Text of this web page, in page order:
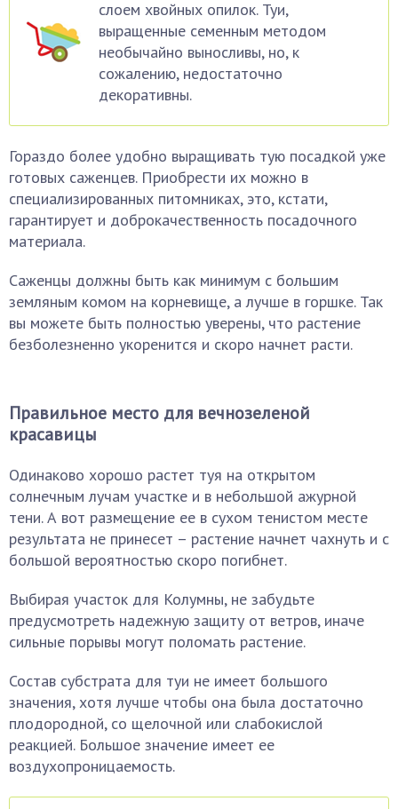
слоем хвойных опилок. Туи,
выращенные семенным методом
необычайно выносливы, но, к
сожалению, недостаточно
декоративны.
Гораздо более удобно выращивать тую посадкой уже
готовых саженцев. Приобрести их можно в
специализированных питомниках, это, кстати,
гарантирует и доброкачественность посадочного
материала.
Саженцы должны быть как минимум с большим
земляным комом на корневище, а лучше в горшке. Так
вы можете быть полностью уверены, что растение
безболезненно укоренится и скоро начнет расти.
Правильное место для вечнозеленой
красавицы
Одинаково хорошо растет туя на открытом
солнечным лучам участке и в небольшой ажурной
тени. А вот размещение ее в сухом тенистом месте
результата не принесет – растение начнет чахнуть и с
большой вероятностью скоро погибнет.
Выбирая участок для Колумны, не забудьте
предусмотреть надежную защиту от ветров, иначе
сильные порывы могут поломать растение.
Состав субстрата для туи не имеет большого
значения, хотя лучше чтобы она была достаточно
плодородной, со щелочной или слабокислой
реакцией. Большое значение имеет ее
воздухопроницаемость.